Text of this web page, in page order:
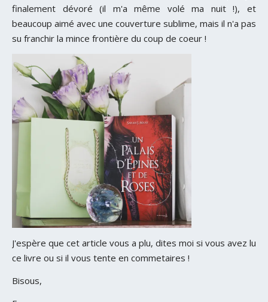
finalement dévoré (il m'a même volé ma nuit !), et
beaucoup aimé avec une couverture sublime, mais il n'a pas
su franchir la mince frontière du coup de coeur !
J'espère que cet article vous a plu, dites moi si vous avez lu
ce livre ou si il vous tente en commetaires !
Bisous,